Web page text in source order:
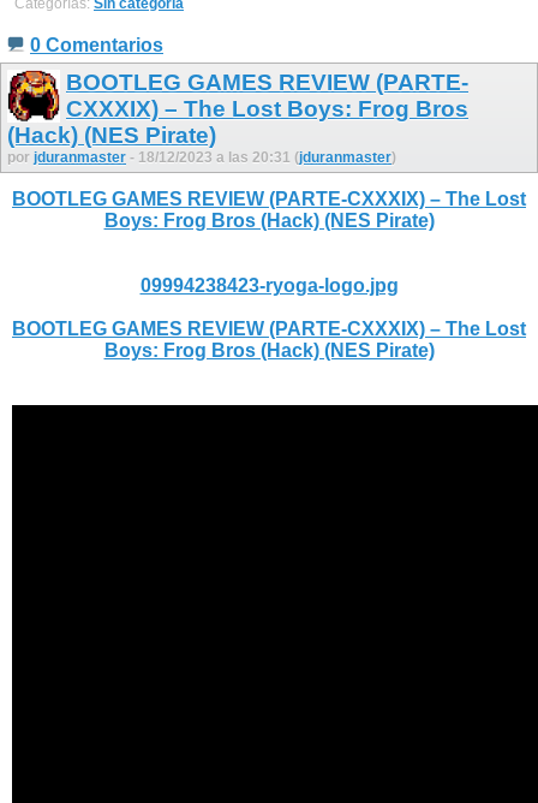
0 Comentarios
BOOTLEG GAMES REVIEW (PARTE-
CXXXIX) – The Lost Boys: Frog Bros
(Hack) (NES Pirate)
por jduranmaster - 18/12/2023 a las 20:31 (jduranmaster)
BOOTLEG GAMES REVIEW (PARTE-CXXXIX) – The Lost
Boys: Frog Bros (Hack) (NES Pirate)
09994238423-ryoga-logo.jpg
BOOTLEG GAMES REVIEW (PARTE-CXXXIX) – The Lost
Boys: Frog Bros (Hack) (NES Pirate)